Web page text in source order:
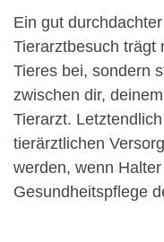
Ein gut
Tierarztbesuch trägt
Tieres bei, sondern
zwischen dir,
Tierarzt.
tierärztlichen
werden, wenn
Gesundheitspflege